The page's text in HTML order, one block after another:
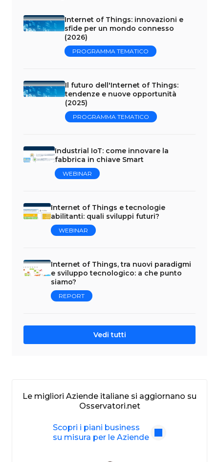
Internet of Things: innovazioni e
sfide per un mondo connesso
(2026)
PROGRAMMA TEMATICO
Il futuro dell'Internet of Things:
tendenze e nuove opportunità
(2025)
PROGRAMMA TEMATICO
Industrial IoT: come innovare la
fabbrica in chiave Smart
WEBINAR
Internet of Things e tecnologie
abilitanti: quali sviluppi futuri?
WEBINAR
Internet of Things, tra nuovi paradigmi
e sviluppo tecnologico: a che punto
siamo?
REPORT
Vedi tutti
Le migliori Aziende italiane si aggiornano su
Osservatori.net
Scopri i piani business
su misura per le Aziende